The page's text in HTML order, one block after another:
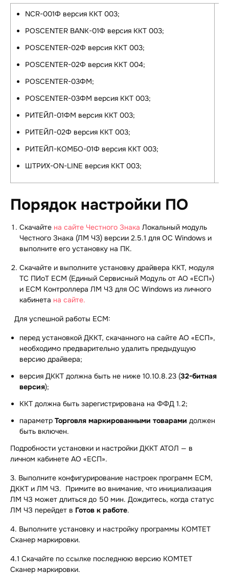
NCR-001Ф версия ККТ 003;
POSCENTER BANK-01Ф версия ККТ 003;
POSCENTER-02Ф версия ККТ 003;
POSCENTER-02Ф версия ККТ 004;
POSCENTER-03ФМ;
POSCENTER-03ФМ версия ККТ 003;
РИТЕЙЛ-01ФМ версия ККТ 003;
РИТЕЙЛ-02Ф версия ККТ 003;
РИТЕЙЛ-КОМБО-01Ф версия ККТ 003;
ШТРИХ-ON-LINE версия ККТ 003;
Порядок настройки ПО
Скачайте на сайте Честного Знака Локальный модуль
Честного Знака (ЛМ ЧЗ) версии 2.5.1 для ОС Windows и
выполните его установку на ПК.
Скачайте и выполните установку драйвера ККТ, модуля
ТС ПИоТ ЕСМ (Единый Сервисный Модуль от АО «ЕСП»)
и ЕСМ Контроллера ЛМ ЧЗ для ОС Windows из личного
кабинета на сайте.
Для успешной работы ЕСМ:
перед установкой ДККТ, скачанного на сайте АО «ЕСП»,
необходимо предварительно удалить предыдущую
версию драйвера;
версия ДККТ должна быть не ниже 10.10.8.23 (32-битная
версия);
ККТ должна быть зарегистрирована на ФФД 1.2;
параметр Торговля маркированными товарами должен
быть включен.
Подробности установки и настройки ДККТ АТОЛ — в
личном кабинете АО «ЕСП».
3. Выполните конфигурирование настроек программ ЕСМ,
ДККТ и ЛМ ЧЗ. Примите во внимание, что инициализация
ЛМ ЧЗ может длиться до 50 мин. Дождитесь, когда статус
ЛМ ЧЗ перейдет в Готов к работе.
4. Выполните установку и настройку программы КОМТЕТ
Сканер маркировки.
4.1 Скачайте по ссылке последнюю версию КОМТЕТ
Сканер маркировки.